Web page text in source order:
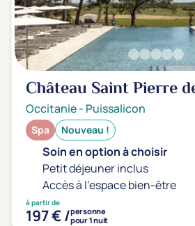
Château Saint Pierre
Occitanie- Puissalicon
Spa Nouveau !
Soin en option à choisir
Petit déjeuner inclus
Accès à l'espace bien-être
à partir de
197 € /personne
pour 1 nuit